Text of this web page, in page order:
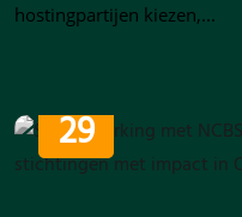
hostingpartijen kiezen,...
29